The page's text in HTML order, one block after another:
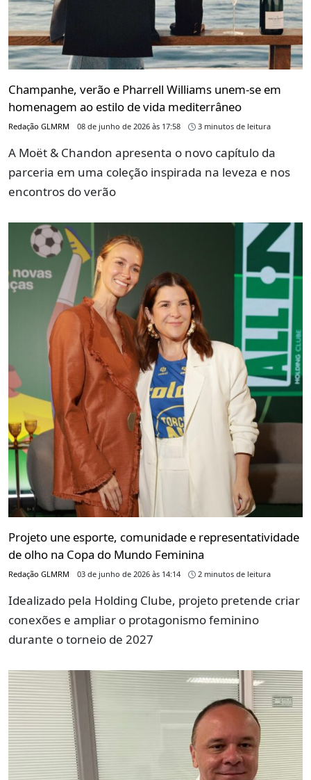
Champanhe, verão e Pharrell Williams unem-se em
homenagem ao estilo de vida mediterrâneo
Redação GLMRM 08 de junho de 2026 às 17:58 3 minutos de leitura
A Moët & Chandon apresenta o novo capítulo da
parceria em uma coleção inspirada na leveza e nos
encontros do verão
Projeto une esporte, comunidade e representatividade
de olho na Copa do Mundo Feminina
Redação GLMRM 03 de junho de 2026 às 14:14 2 minutos de leitura
Idealizado pela Holding Clube, projeto pretende criar
conexões e ampliar o protagonismo feminino
durante o torneio de 2027